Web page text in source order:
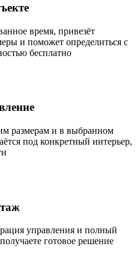
время, привезёт
и поможет определиться с
бесплатно
размерам и в выбранном
под конкретный интерьер,
управления и полный
готовое решение